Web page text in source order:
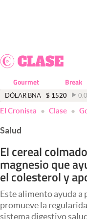
Dólar
Economía y Política
Finanzas y Mercados
Negocios
Columnistas
Apertura
Gourmet Break
DÓLAR BNA $ 1520
El Cronista Clase
Salud
El cereal
magnesio que
el colesterol y
Este alimento ayuda
promueve la
sistema digestivo